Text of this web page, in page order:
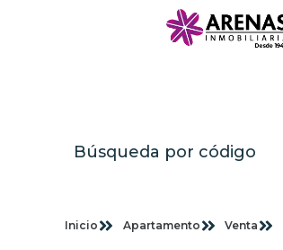
Búsqueda por código
Inicio Apartamento Venta